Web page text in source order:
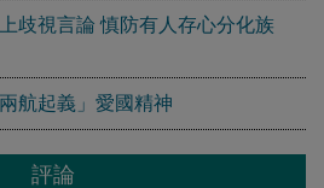
歧視言論 慎防有人存心分化族
航起義」愛國精神
評論